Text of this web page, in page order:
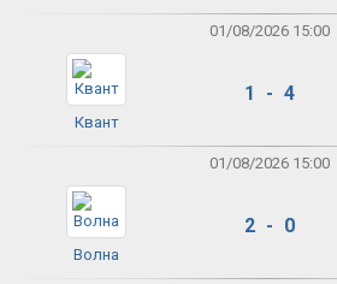
01/08/2026 15:00
Квант
1 - 4
01/08/2026 15:00
Волна
2 - 0